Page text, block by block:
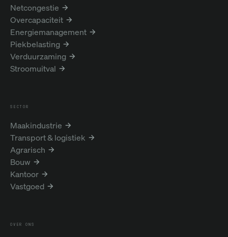
Netcongestie
Overcapaciteit
Energiemanagement
Piekbelasting
Verduurzaming
Stroomuitval
SECTOR
Maakindustrie
Transport & logistiek
Agrarisch
Bouw
Kantoor
Vastgoed
OVER ONS